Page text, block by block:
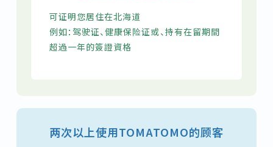
可证明您居住在北海道
例如：驾驶证、健康保险证或、持有在留期間
超過一年的簽證資格
两次以上使用TOMATOMO的顾客